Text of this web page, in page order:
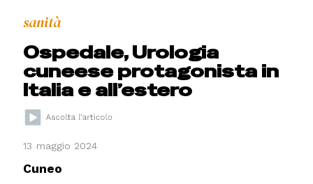
sanità
Ospedale, Urologia
cuneese protagonista in
Italia e all’estero
13 maggio 2024
Cuneo